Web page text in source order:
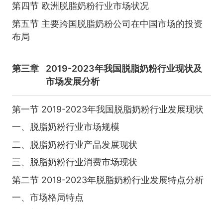
第四节 欧洲脱脂奶粉行业市场状况
第五节 主要跨国脱脂奶粉公司在中国市场的投资
布局
第三章
2019-2023年我国脱脂奶粉行业现状及
市场发展分析
第一节 2019-2023年我国脱脂奶粉行业发展现状
一、脱脂奶粉行业市场规模
二、脱脂奶粉行业产品发展现状
三、脱脂奶粉行业消费市场现状
第二节 2019-2023年脱脂奶粉行业发展特点分析
一、市场格局特点